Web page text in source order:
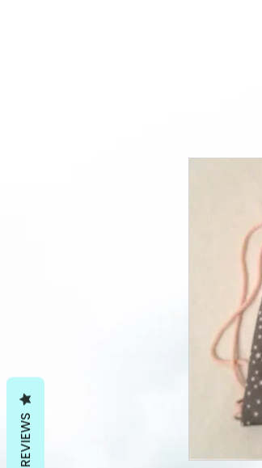
REVIEWS